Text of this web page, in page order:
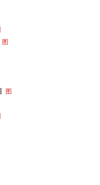
图
图